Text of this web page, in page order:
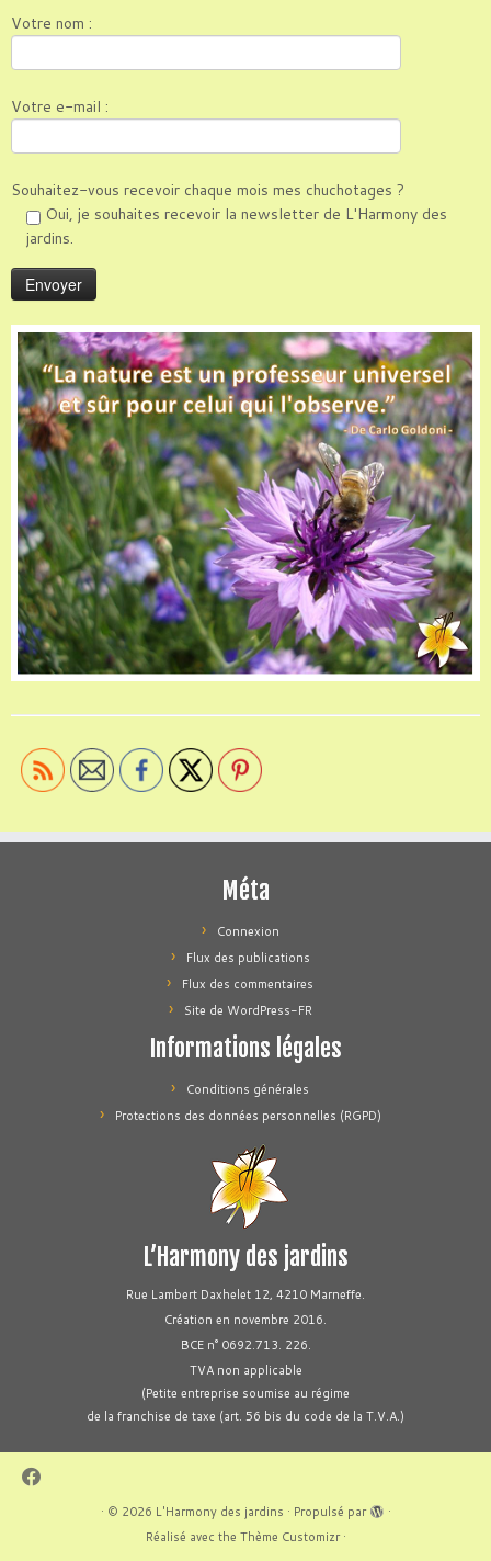
Votre nom :
Votre e-mail :
Souhaitez-vous recevoir chaque mois mes chuchotages ?
Oui, je souhaites recevoir la newsletter de L'Harmony des
jardins.
Méta
Connexion
Flux des publications
Flux des commentaires
Site de WordPress-FR
Informations légales
Conditions générales
Protections des données personnelles (RGPD)
L’Harmony des jardins
Rue Lambert Daxhelet 12, 4210 Marneffe.
Création en novembre 2016.
BCE n° 0692.713. 226.
TVA non applicable
(Petite entreprise soumise au régime
de la franchise de taxe (art. 56 bis du code de la T.V.A.)
· © 2026 L'Harmony des jardins · Propulsé par
·
Réalisé avec the Thème Customizr·